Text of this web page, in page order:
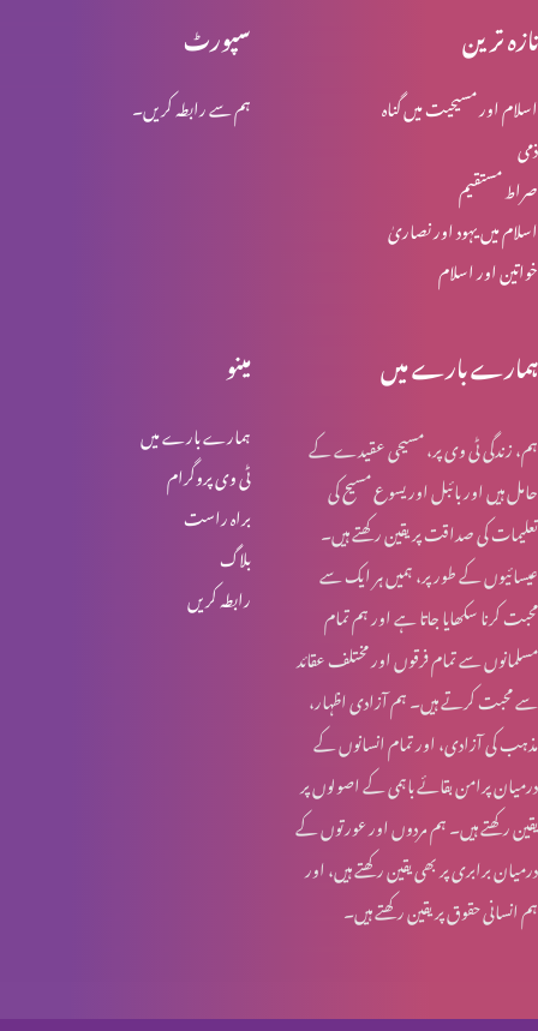
انبیا ء و بزرگ – ابراہام
انبیاء و بزرگ – حنوک اور نوح
انبیاء و بزرگ – آدم اور حنوک
آخری جنگ – کیا تیاری ہو رہی ہے؟
سپورٹ
ہم سے رابطہ کریں۔
تازہ ترین
اسلام اور مسیحیت میں گناہ
ذمی
صراط مستقیم
اسلام میں یہود اور نصاریٰ
خواتین اور اسلام
مینو
ہمارے بارے میں
ٹی وی پروگرام
براہ راست
بلاگ
رابطہ کریں
ہمارے بارے میں
ہم، زندگی ٹی وی پر، مسیحی عقیدے کے
حامل ہیں اور بائبل اور یسوع مسیح کی
تعلیمات کی صداقت پر یقین رکھتے ہیں۔
عیسائیوں کے طور پر، ہمیں ہر ایک سے
محبت کرنا سکھایا جاتا ہے اور ہم تمام
مسلمانوں سے تمام فرقوں اور مختلف عقائد
سے محبت کرتے ہیں۔ ہم آزادی اظہار،
مذہب کی آزادی، اور تمام انسانوں کے
درمیان پرامن بقائے باہمی کے اصولوں پر
یقین رکھتے ہیں۔ ہم مردوں اور عورتوں کے
درمیان برابری پر بھی یقین رکھتے ہیں، اور
ہم انسانی حقوق پر یقین رکھتے ہیں۔